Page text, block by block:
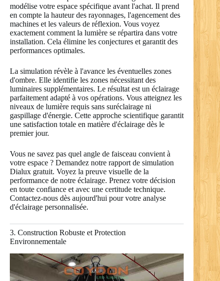
modélise votre espace spécifique avant l'achat. Il prend
en compte la hauteur des rayonnages, l'agencement des
machines et les valeurs de réflexion. Vous voyez
exactement comment la lumière se répartira dans votre
installation. Cela élimine les conjectures et garantit des
performances optimales.
La simulation révèle à l'avance les éventuelles zones
d'ombre. Elle identifie les zones nécessitant des
luminaires supplémentaires. Le résultat est un éclairage
parfaitement adapté à vos opérations. Vous atteignez les
niveaux de lumière requis sans suréclairage ni
gaspillage d'énergie. Cette approche scientifique garantit
une satisfaction totale en matière d'éclairage dès le
premier jour.
Vous ne savez pas quel angle de faisceau convient à
votre espace ? Demandez notre rapport de simulation
Dialux gratuit. Voyez la preuve visuelle de la
performance de notre éclairage. Prenez votre décision
en toute confiance et avec une certitude technique.
Contactez-nous dès aujourd'hui pour votre analyse
d'éclairage personnalisée.
3. Construction Robuste et Protection
Environnementale